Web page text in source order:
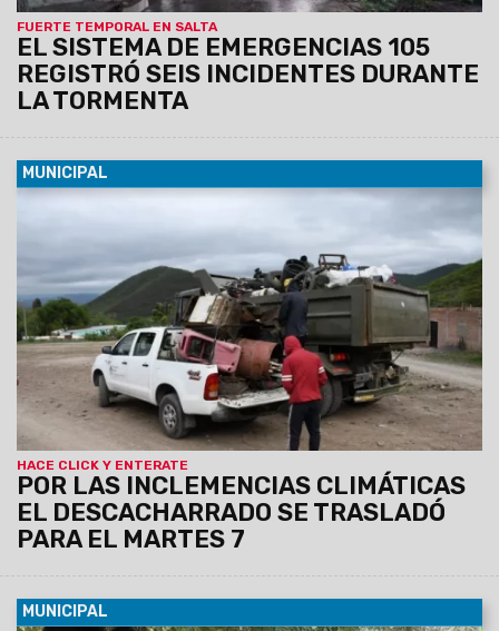
FUERTE TEMPORAL EN SALTA
EL SISTEMA DE EMERGENCIAS 105
REGISTRÓ SEIS INCIDENTES DURANTE
LA TORMENTA
MUNICIPAL
HACE CLICK Y ENTERATE
POR LAS INCLEMENCIAS CLIMÁTICAS
EL DESCACHARRADO SE TRASLADÓ
PARA EL MARTES 7
Asunción, pero a raíz de la lluvia en la zona debió
mosquito vector del Dengue, retirando elementos que los
vecinos tienen en desuso.
MUNICIPAL